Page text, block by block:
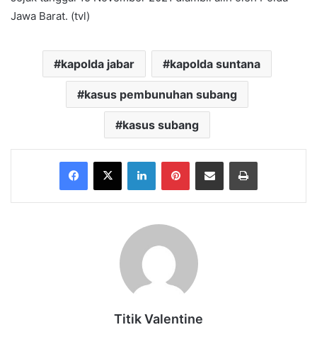
Jawa Barat. (tvl)
kapolda jabar kapolda suntana
kasus pembunuhan subang
kasus subang
Facebook
X LinkedInPinterestShare via Email Print
Titik Valentine